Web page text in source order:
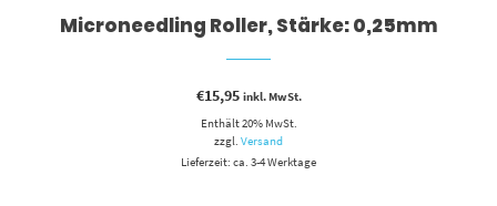
Microneedling Roller, Stärke: 0,25mm
€15,95 inkl. MwSt.
Enthält 20% MwSt.
zzgl.Versand
Lieferzeit: ca. 3-4 Werktage